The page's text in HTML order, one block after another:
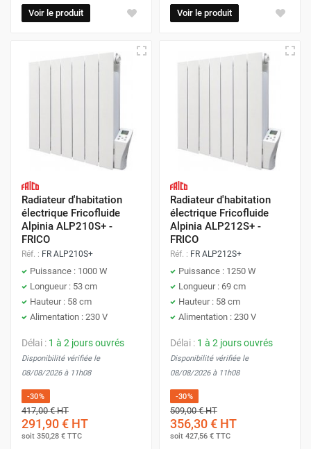
Voir le produit Voir le produit
Radiateur d'habitation
électrique Fricofluide
Alpinia ALP210S+ -
FRICO
Réf. : FR ALP210S+
Puissance : 1000 W
Longueur : 53 cm
Hauteur : 58 cm
Alimentation : 230 V
Délai : 1 à 2 jours ouvrés
Disponibilité vérifiée le
08/08/2026 à 11h08
-30%
417,00 €HT
291,90 € HT
soit 350,28 € TTC
Radiateur d'habitation
électrique Fricofluide
Alpinia ALP212S+ -
FRICO
Réf. : FR ALP212S+
Puissance : 1250 W
Longueur : 69 cm
Hauteur : 58 cm
Alimentation : 230 V
Délai : 1 à 2 jours ouvrés
Disponibilité vérifiée le
08/08/2026 à 11h08
-30%
509,00 €HT
356,30 € HT
soit 427,56 € TTC